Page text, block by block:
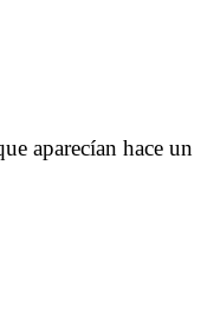
aparecían hace un